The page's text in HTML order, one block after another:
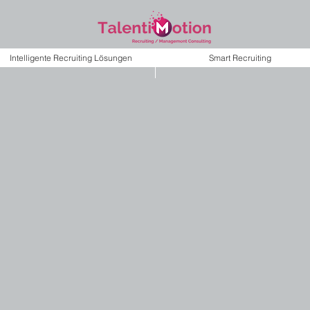
Intelligente Recruiting Lösungen Smart Recruiting